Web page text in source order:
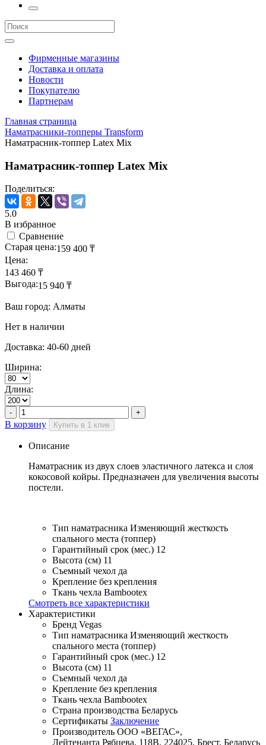
Фирменные магазины
Доставка и оплата
Новости
Покупателю
Партнерам
Главная страница
Наматрасники-топперы Transform
Наматрасник-топпер Latex Mix
Наматрасник-топпер Latex Mix
Поделиться:
5.0
В избранное
Сравнение
Старая цена:159 400 ₸
Цена:
143 460 ₸
Выгода:15 940 ₸
Ваш город: Алматы
Нет в наличии
Доставка: 40-60 дней
Ширина:
Длина:
В корзину Купить в 1 клик
Описание
Наматрасник из двух слоев эластичного латекса и слоя
кокосовой койры. Предназначен для увеличения высоты
постели.
Тип наматрасника Изменяющий жесткость
спального места (топпер)
Гарантийный срок (мес.) 12
Высота (см) 11
Съемный чехол да
Крепление без крепления
Ткань чехла Bambootex
Смотреть все характеристики
Характеристики
Бренд Vegas
Тип наматрасника Изменяющий жесткость
спального места (топпер)
Гарантийный срок (мес.) 12
Высота (см) 11
Съемный чехол да
Крепление без крепления
Ткань чехла Bambootex
Страна производства Беларусь
Сертификаты Заключение
Производитель ООО «ВЕГАС»,
Лейтенанта Рябцева, 118В, 224025, Брест, Беларусь